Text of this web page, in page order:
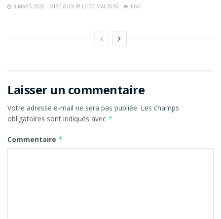
3 MARS 2026 - MISE À JOUR LE 30 MAI 2026 1.6K
Laisser un commentaire
Votre adresse e-mail ne sera pas publiée. Les champs
obligatoires sont indiqués avec *
Commentaire *